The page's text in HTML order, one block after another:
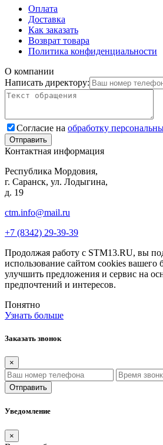
Оплата
Доставка
Как заказать
Возврат товара
Политика конфиденциальности
О компании
Написать директору:
Согласие на обработку
Контактная информация
Республика Мордовия,
г. Саранск, ул. Лодыгина,
д. 19
ctm.info@mail.ru
+7 (8342) 29-39-39
Продолжая работу с STM13.RU, вы
использование сайтом cookies вашего
улучшить предложения и сервис на
предпочтений и интересов.
Понятно
Узнать больше
Заказать звонок
×
Отправить
Уведомление
×